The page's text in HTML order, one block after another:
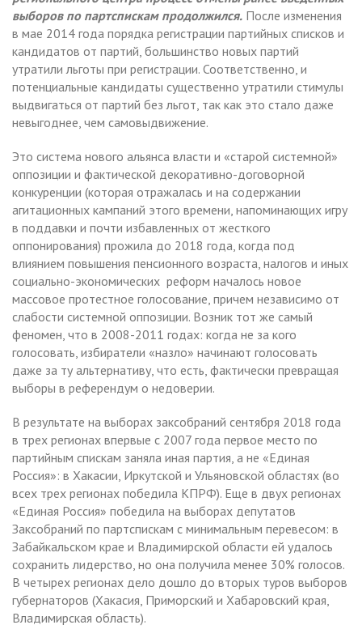
выборов по партспискам продолжился. После изменения
в мае 2014 года порядка регистрации партийных списков и
кандидатов от партий, большинство новых партий
утратили льготы при регистрации. Соответственно, и
потенциальные кандидаты существенно утратили стимулы
выдвигаться от партий без льгот, так как это стало даже
невыгоднее, чем самовыдвижение.
Это система нового альянса власти и «старой системной»
оппозиции и фактической декоративно-договорной
конкуренции (которая отражалась и на содержании
агитационных кампаний этого времени, напоминающих игру
в поддавки и почти избавленных от жесткого
оппонирования) прожила до 2018 года, когда под
влиянием повышения пенсионного возраста, налогов и иных
социально-экономических реформ началось новое
массовое протестное голосование, причем независимо от
слабости системной оппозиции. Возник тот же самый
феномен, что в 2008-2011 годах: когда не за кого
голосовать, избиратели «назло» начинают голосовать
даже за ту альтернативу, что есть, фактически превращая
выборы в референдум о недоверии.
В результате на выборах заксобраний сентября 2018 года
в трех регионах впервые с 2007 года первое место по
партийным спискам заняла иная партия, а не «Единая
Россия»: в Хакасии, Иркутской и Ульяновской областях (во
всех трех регионах победила КПРФ). Еще в двух регионах
«Единая Россия» победила на выборах депутатов
Заксобраний по партспискам с минимальным перевесом: в
Забайкальском крае и Владимирской области ей удалось
сохранить лидерство, но она получила менее 30% голосов.
В четырех регионах дело дошло до вторых туров выборов
губернаторов (Хакасия, Приморский и Хабаровский края,
Владимирская область).